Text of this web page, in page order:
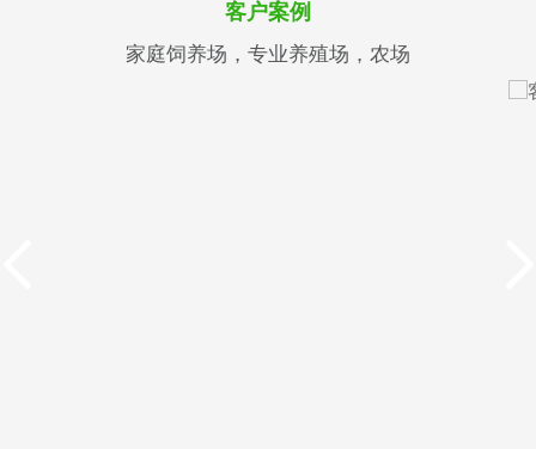
客户案例
家庭饲养场，专业养殖场，农场